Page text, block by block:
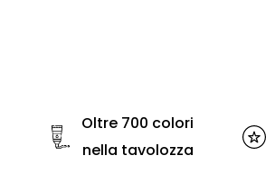
Oltre 700 colori
nella tavolozza